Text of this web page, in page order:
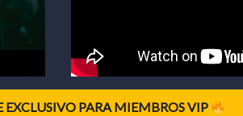
EXCLUSIVO PARA MIEMBROS VIP